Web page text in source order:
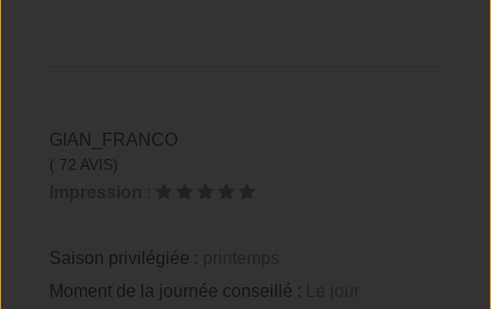
GIAN_FRANCO
( 72 AVIS)
Impression :
Saison privilégiée : printemps
Moment de la journée conseillé :
Le jour